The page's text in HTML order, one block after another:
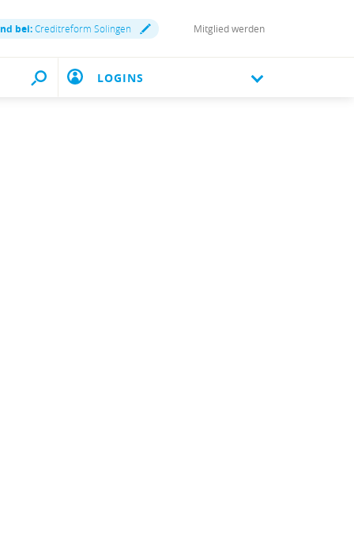
bei:Creditreform Solingen Mitglied werden
LOGINS